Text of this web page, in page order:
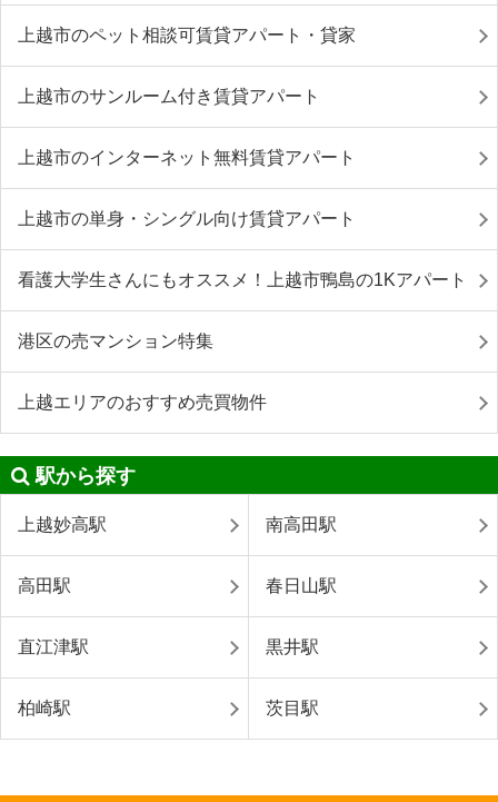
上越市のペット相談可賃貸アパート・貸家
上越市のサンルーム付き賃貸アパート
上越市のインターネット無料賃貸アパート
上越市の単身・シングル向け賃貸アパート
看護大学生さんにもオススメ！上越市鴨島の1Kアパート
港区の売マンション特集
上越エリアのおすすめ売買物件
駅から探す
上越妙高駅 南高田駅
高田駅 春日山駅
直江津駅 黒井駅
柏崎駅 茨目駅